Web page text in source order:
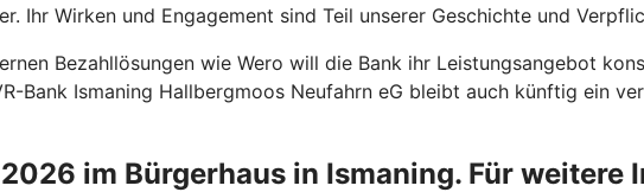
Ihr Wirken und Engagement sind Teil unserer Geschichte und
Bezahllösungen wie Wero will die Bank ihr Leistungsangebot
Bank Ismaning Hallbergmoos Neufahrn eG bleibt auch künftig ein
im Bürgerhaus in Ismaning. Für weitere